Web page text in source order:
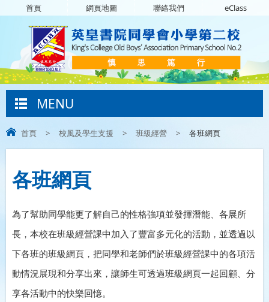
首頁 網頁地圖 聯絡我們 eClass
MENU
首頁 > 校風及學生支援 > 班級經營 > 各班網頁
各班網頁
為了幫助同學能更了解自己的性格強項並發揮潛能、各展所
長，本校在班級經營課中加入了豐富多元化的活動，並透過以
下各班的班級網頁，把同學和老師們於班級經營課中的各項活
動情況展現和分享出來，讓師生可透過班級網頁一起回顧、分
享各活動中的快樂回憶。